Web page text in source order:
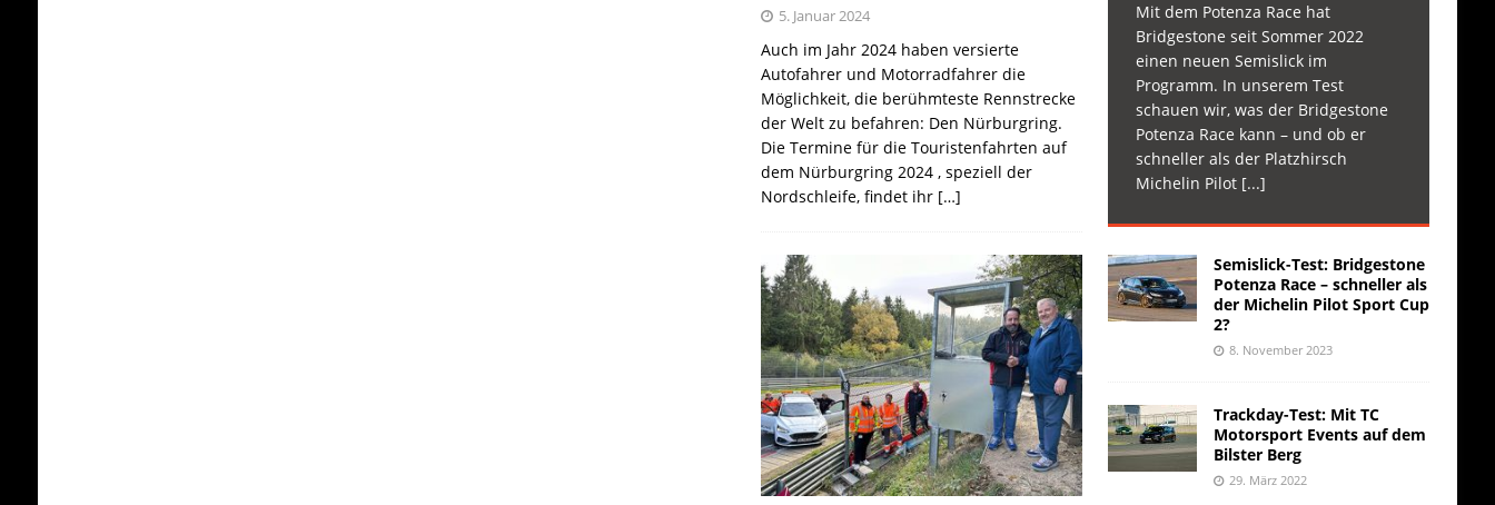
5. Januar 2024
Auch im Jahr 2024 haben versierte
Autofahrer und Motorradfahrer die
Möglichkeit, die berühmteste Rennstrecke
der Welt zu befahren: Den Nürburgring.
Die Termine für die Touristenfahrten auf
dem Nürburgring 2024 , speziell der
Nordschleife, findet ihr […]
Mit dem Potenza Race hat
Bridgestone seit Sommer 2022
einen neuen Semislick im
Programm. In unserem Test
schauen wir, was der Bridgestone
Potenza Race kann – und ob er
schneller als der Platzhirsch
Michelin Pilot [...]
Semislick-Test: Bridgestone
Potenza Race – schneller als
der Michelin Pilot Sport Cup
2?
8. November 2023
Trackday-Test: Mit TC
Motorsport Events auf dem
Bilster Berg
29. März 2022